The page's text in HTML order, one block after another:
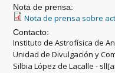
Nota de prensa:
Nota de prensa sobre
Contacto:
Instituto de Astrofísica de
Unidad de Divulgación y
Silbia López de Lacalle -